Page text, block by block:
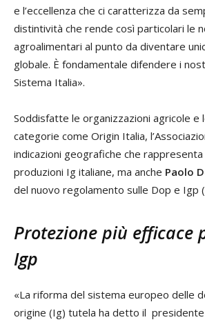
e l’eccellenza che ci caratterizza da
distintività che rende così particolari le
agroalimentari al punto da diventare
globale. È fondamentale difendere i
Sistema Italia».
Soddisfatte le organizzazioni agricole e
categorie come Origin Italia,
indicazioni geografiche che
produzioni Ig italiane, ma anche Paolo
del nuovo regolamento sulle Dop e Igp
Protezione più efficace
Igp
«La riforma del sistema europeo delle
origine (Ig) tutela ha detto il